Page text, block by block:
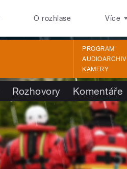
O rozhlase Více
PROGRAM
AUDIOARCHIV
KAMERY
Rozhovory Komentáře